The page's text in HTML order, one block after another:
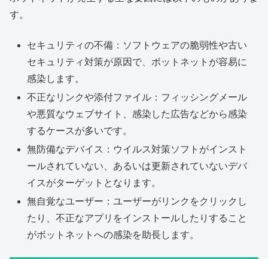
す。
セキュリティの不備：ソフトウェアの脆弱性や古い
セキュリティ対策が原因で、ボットネットが容易に
感染します。
不正なリンクや添付ファイル：フィッシングメール
や悪質なウェブサイト、感染した広告などから感染
するケースが多いです。
無防備なデバイス：ウイルス対策ソフトがインスト
ールされていない、あるいは更新されていないデバ
イスがターゲットとなります。
無自覚なユーザー：ユーザーがリンクをクリックし
たり、不正なアプリをインストールしたりすること
がボットネットへの感染を助長します。